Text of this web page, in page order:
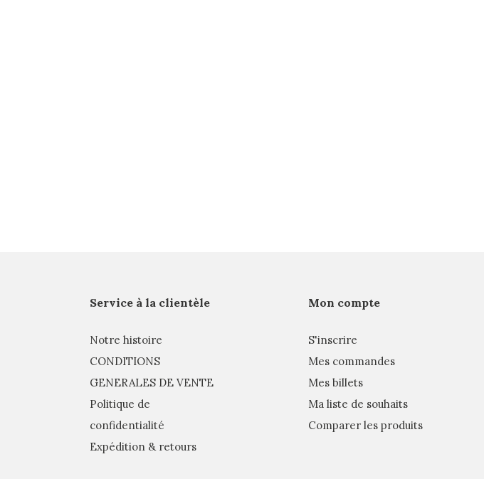
Service à la clientèle
Notre histoire
CONDITIONS
GENERALES DE VENTE
Politique de
confidentialité
Expédition & retours
Mon compte
S'inscrire
Mes commandes
Mes billets
Ma liste de souhaits
Comparer les produits